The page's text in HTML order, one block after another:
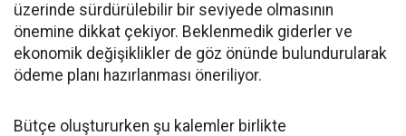
üzerinde sürdürülebilir bir seviyede olmasının
önemine dikkat çekiyor. Beklenmedik giderler ve
ekonomik değişiklikler de göz önünde bulundurularak
ödeme planı hazırlanması öneriliyor.
Bütçe oluştururken şu kalemler birlikte